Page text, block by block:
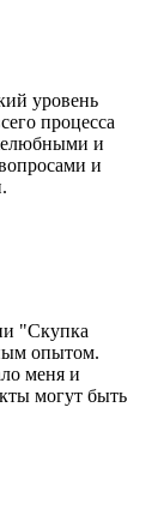
уровень
процесса
и
и
"Скупка
опытом.
меня и
могут быть